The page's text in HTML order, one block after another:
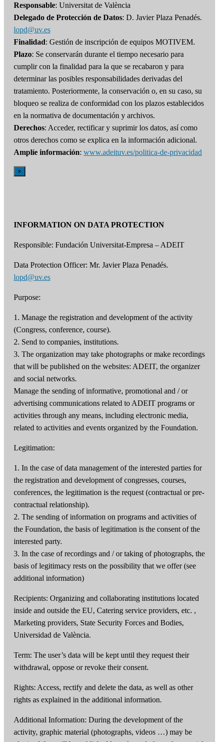
Responsable: Universitat de València
Delegado de Protección de Datos: D. Javier Plaza Penadés.
lopd@uv.es
Finalidad: Gestión de inscripción de equipos MOTIVEM.
Plazo: Se conservarán durante el tiempo necesario para
cumplir con la finalidad para la que se recabaron y para
determinar las posibles responsabilidades derivadas del
tratamiento. Posteriormente, la conservación o, en su caso, su
bloqueo se realiza de conformidad con los plazos establecidos
en la normativa de documentación y archivos.
Derechos: Acceder, rectificar y suprimir los datos, así como
otros derechos como se explica en la información adicional.
Amplíe información: www.adeituv.es/politica-de-privacidad
×
INFORMATION ON DATA PROTECTION
Responsible: Fundación Universitat-Empresa – ADEIT
Data Protection Officer: Mr. Javier Plaza Penadés.
lopd@uv.es
Purpose:
1. Manage the registration and development of the activity
(Congress, conference, course).
2. Send to companies, institutions.
3. The organization may take photographs or make recordings
that will be published on the websites: ADEIT, the organizer
and social networks.
Manage the sending of informative, promotional and / or
advertising communications related to ADEIT programs or
activities through any means, including electronic media,
related to activities and events organized by the Foundation.
Legitimation:
1. In the case of data management of the interested parties for
the registration and development of congresses, courses,
conferences, the legitimation is the request (contractual or pre-
contractual relationship).
2. The sending of information on programs and activities of
the Foundation, the basis of legitimation is the consent of the
interested party.
3. In the case of recordings and / or taking of photographs, the
basis of legitimacy rests on the possibility that we offer (see
additional information)
Recipients: Organizing and collaborating institutions located
inside and outside the EU, Catering service providers, etc. ,
Marketing providers, State Security Forces and Bodies,
Universidad de València.
Term: The user’s data will be kept until they request their
withdrawal, oppose or revoke their consent.
Rights: Access, rectify and delete the data, as well as other
rights as explained in the additional information.
Additional Information: During the development of the
activity, graphic material (photographs, videos …) may be